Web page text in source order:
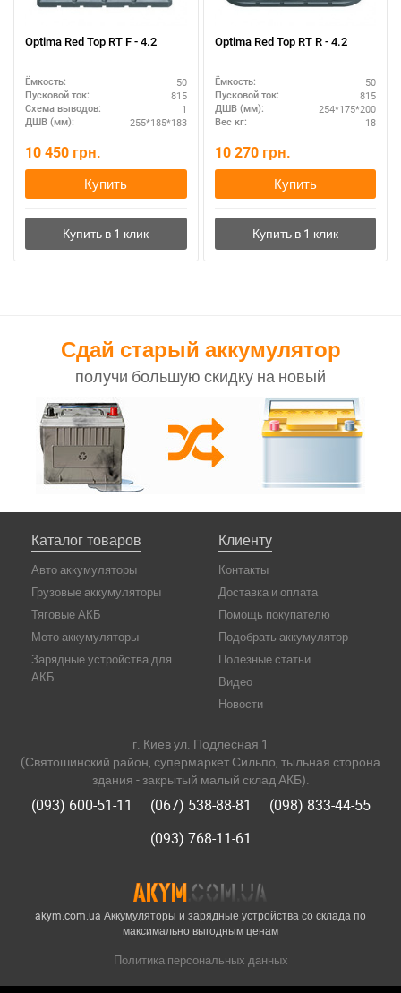
Optima Red Top RT F - 4.2
Ёмкость: 50
Пусковой ток: 815
Схема выводов: 1
ДШВ (мм): 255*185*183
10 450 грн.
Купить
Optima Red Top RT R - 4.2
Ёмкость: 50
Пусковой ток: 815
ДШВ (мм): 254*175*200
Вес кг: 18
10 270 грн.
Купить
Сдай старый аккумулятор
получи большую скидку на новый
akym.com.ua Аккумуляторы и зарядные устройства со склада по
максимально выгодным ценам
Политика персональных данных
Каталог товаров
Авто аккумуляторы
Грузовые аккумуляторы
Тяговые АКБ
Мото аккумуляторы
Зарядные устройства для
АКБ
Клиенту
Контакты
Доставка и оплата
Помощь покупателю
Подобрать аккумулятор
Полезные статьи
Видео
Новости
г. Киев ул. Подлесная 1
(Святошинский район, супермаркет Сильпо, тыльная сторона
здания - закрытый малый склад АКБ).
(093) 600-51-11 (067) 538-88-81
(098) 833-44-55
(093) 768-11-61